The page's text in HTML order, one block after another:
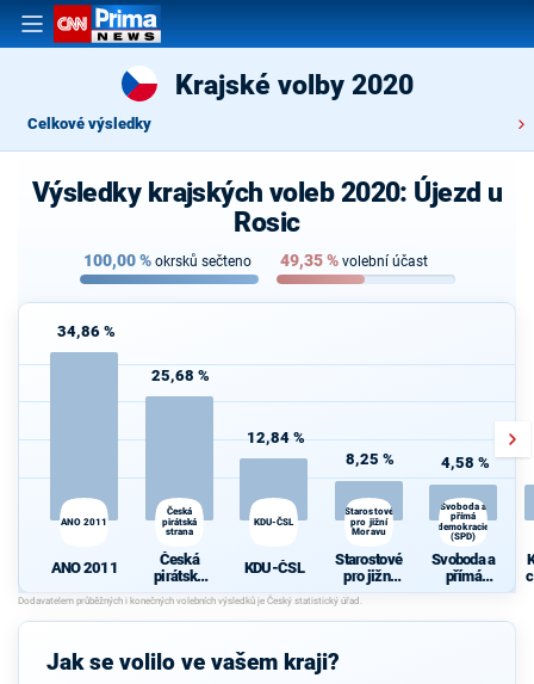
Krajské volby 2020
Celkové výsledky
Výsledky krajských voleb 2020: Újezd u
Rosic
100,00% okrsků sečteno 49,35% volební účast
34,86 %
ANO 2011
ANO 2011
25,68 %
Česká
pirátská
strana
Česká
pirátská
strana
12,84 %
KDU-ČSL
KDU-ČSL
8,25 %
Starostové
pro jižní
Moravu
Starostové
pro jižní
Moravu
4,58 %
Svoboda a
přímá
demokracie
(SPD)
Svoboda a
přímá
demokraci
Jak se volilo ve vašem kraji?